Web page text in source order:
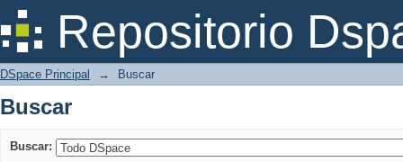
Repositorio
Buscar
DSpace Principal → Buscar
Buscar
Buscar: